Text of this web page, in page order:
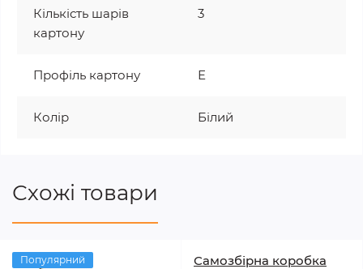
Кількість шарів
картону
3
Профіль картону Е
Колір Білий
Схожі товари
Популярний
Самозбірна коробка